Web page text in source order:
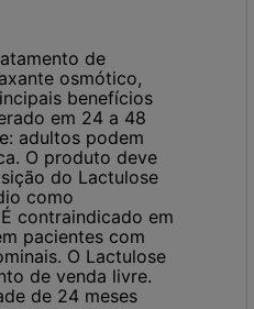
de
osmótico,
benefícios
em 24 a 48
adultos podem
O produto deve
do Lactulose
como
contraindicado em
pacientes com
O Lactulose
de venda livre.
de 24 meses